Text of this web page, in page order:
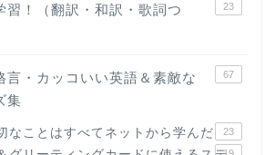
習！（翻訳・和訳・歌詞つ
23
言・カッコいい英語＆素敵な
集
67
なことはすべてネットから学んだ 23